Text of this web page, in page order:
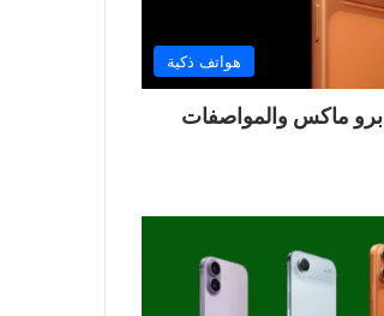
هواتف ذكية
سعر آيفون 17 برو ماكس والمواصفات